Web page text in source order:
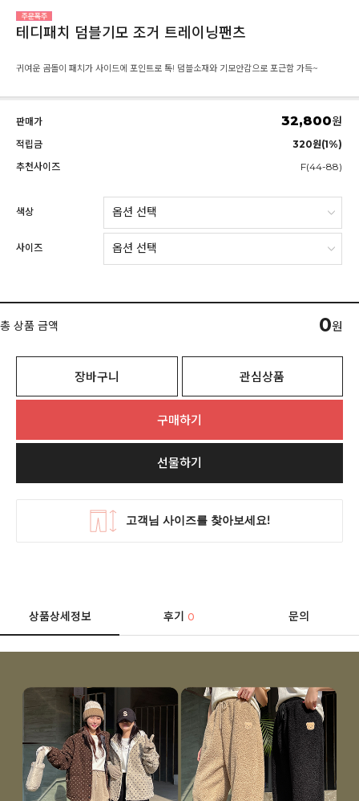
테디패치 덤블기모 조거 트레이닝팬츠
귀여운 곰돌이 패치가 사이드에 포인트로 톡! 덤블소재와 기모안감으로 포근함 가득~
판매가 32,800원
적립금
320원(1%)
추천사이즈
F(44-88)
색상
사이즈
총 상품 금액 0원
장바구니 관심상품
구매하기
선물하기
상품상세정보 후기0 문의